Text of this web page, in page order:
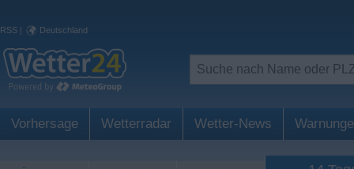
RSS | Deutschland
Vorhersage Wetterradar Wetter-News